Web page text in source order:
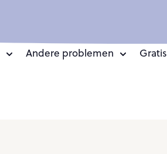
Andere problemen Gratis